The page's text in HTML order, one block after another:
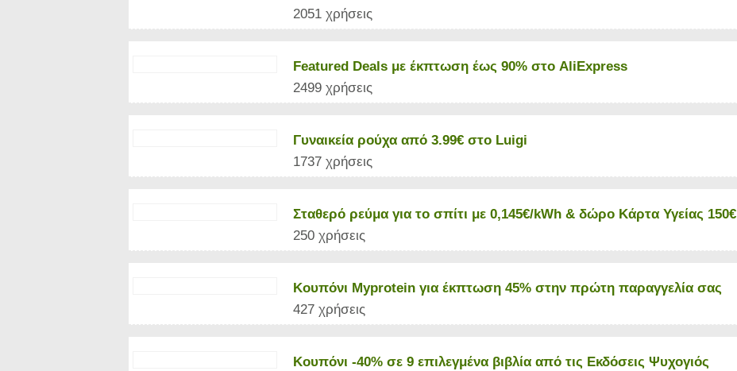
2051 χρήσεις
Featured Deals με έκπτωση έως 90% στο AliExpress
2499 χρήσεις
Γυναικεία ρούχα από 3.99€ στο Luigi
1737 χρήσεις
Σταθερό ρεύμα για το σπίτι με 0,145€/kWh & δώρο Κάρτα Υγείας 150€
250 χρήσεις
Κουπόνι Myprotein για έκπτωση 45% στην πρώτη παραγγελία σας
427 χρήσεις
Κουπόνι -40% σε 9 επιλεγμένα βιβλία από τις Εκδόσεις Ψυχογιός